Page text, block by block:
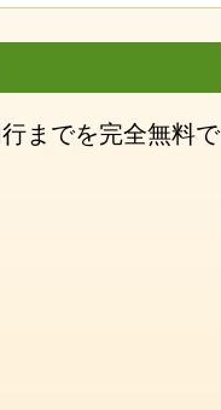
までを完全無料で